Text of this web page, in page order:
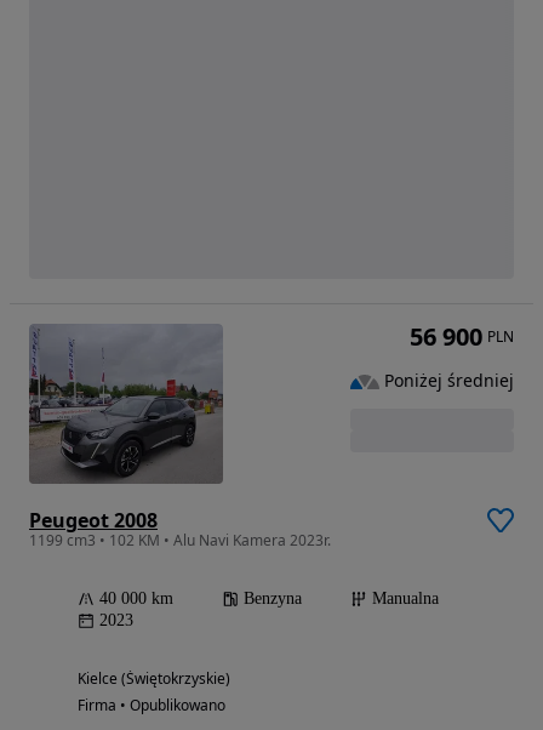
Peugeot 2008
1199 cm3 • 102 KM • Alu Navi Kamera 2023r.
40 000 km Benzyna
Manualna
2023
Kielce (Świętokrzyskie)
Firma • Opublikowano
56 900 PLN
Poniżej średniej